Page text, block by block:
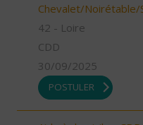
Chevalet/Noirétable/
42 - Loire
CDD
30/09/2025
POSTULER